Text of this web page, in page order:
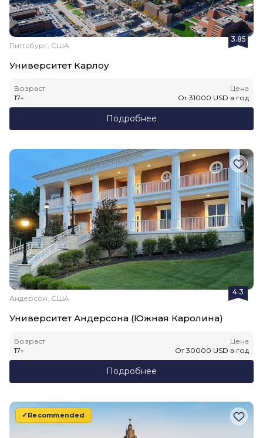
3.85
Питтсбург, США
Университет Карлоу
Возраст
17+
Цена
От 31000 USD в год
Подробнее
4.3
Андерсон, США
Университет Андерсона (Южная Каролина)
Возраст
17+
Цена
От 30000 USD в год
Подробнее
Recommended